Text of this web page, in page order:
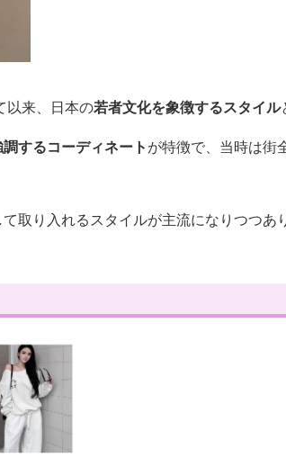
以来、日本の若者文化を象徴するスタイル
するコーディネートが特徴で、当時は街
取り入れるスタイルが主流になりつつあ